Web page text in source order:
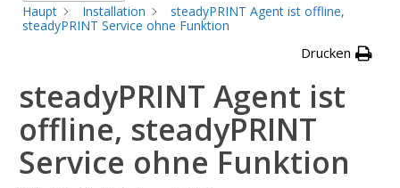
Haupt
Installation
steadyPRINT Agent ist offline,
steadyPRINT Service ohne Funktion
Drucken
steadyPRINT Agent ist
offline, steadyPRINT
Service ohne Funktion